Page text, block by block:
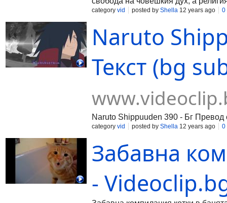
category vid posted by Shella 12 years ago 0
Naruto
Текст (bg
Naruto Shippuuden 390 - Бг Превод
category vid posted by Shella 12 years ago 0
Забавна
-